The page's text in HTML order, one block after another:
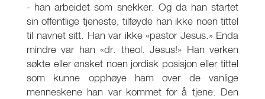
- han arbeidet som snekker. Og da han startet
sin offentlige tjeneste, tilføyde han ikke noen tittel
til navnet sitt. Han var ikke «pastor Jesus.» Enda
mindre var han «dr. theol. Jesus!» Han verken
søkte eller ønsket noen jordisk posisjon eller tittel
som kunne opphøye ham over de vanlige
menneskene han var kommet for å tjene. Den